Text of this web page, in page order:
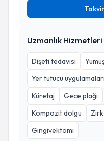
Uzmanlık Hizmetleri
Dişeti tedavisi
Yer tutucu uygulamaları
Küretaj
Gece plağı
Kompozit dolgu
Gingivektomi